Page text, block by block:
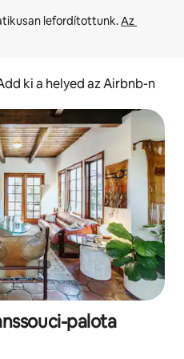
lefordítottunk. Az
ki a helyed az Airbnb-n
palota